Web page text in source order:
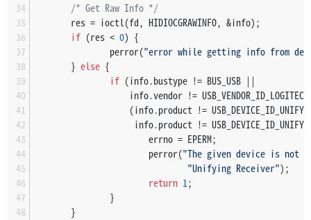
/* Get Raw Info */
       res = ioctl(fd, HIDIOCGRAWINFO, &info);
if (res < 0) {
               perror(
"error while getting info from
       }
else {
if (info.bustype != BUS_USB ||
info.vendor !=
(info.product !=
info.product !=
                       errno = EPERM;
                       perror(
"The given device is not
"Unifying Receiver");
return 1;
               }
       }